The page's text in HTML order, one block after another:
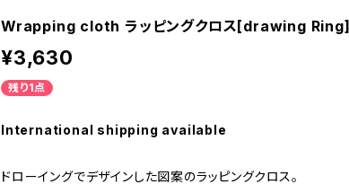
Wrapping cloth ラッピングクロス[drawing Ring]
¥3,630
残り1点
International shipping available
ドローイングでデザインした図案のラッピングクロス。